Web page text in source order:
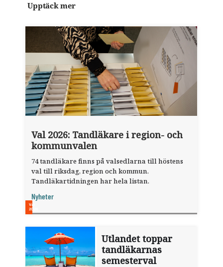
Upptäck mer
Val 2026: Tandläkare i region- och
kommunvalen
74 tandläkare finns på valsedlarna till höstens
val till riksdag, region och kommun.
Tandläkartidningen har hela listan.
Nyheter
Utlandet toppar
tandläkarnas
semesterval